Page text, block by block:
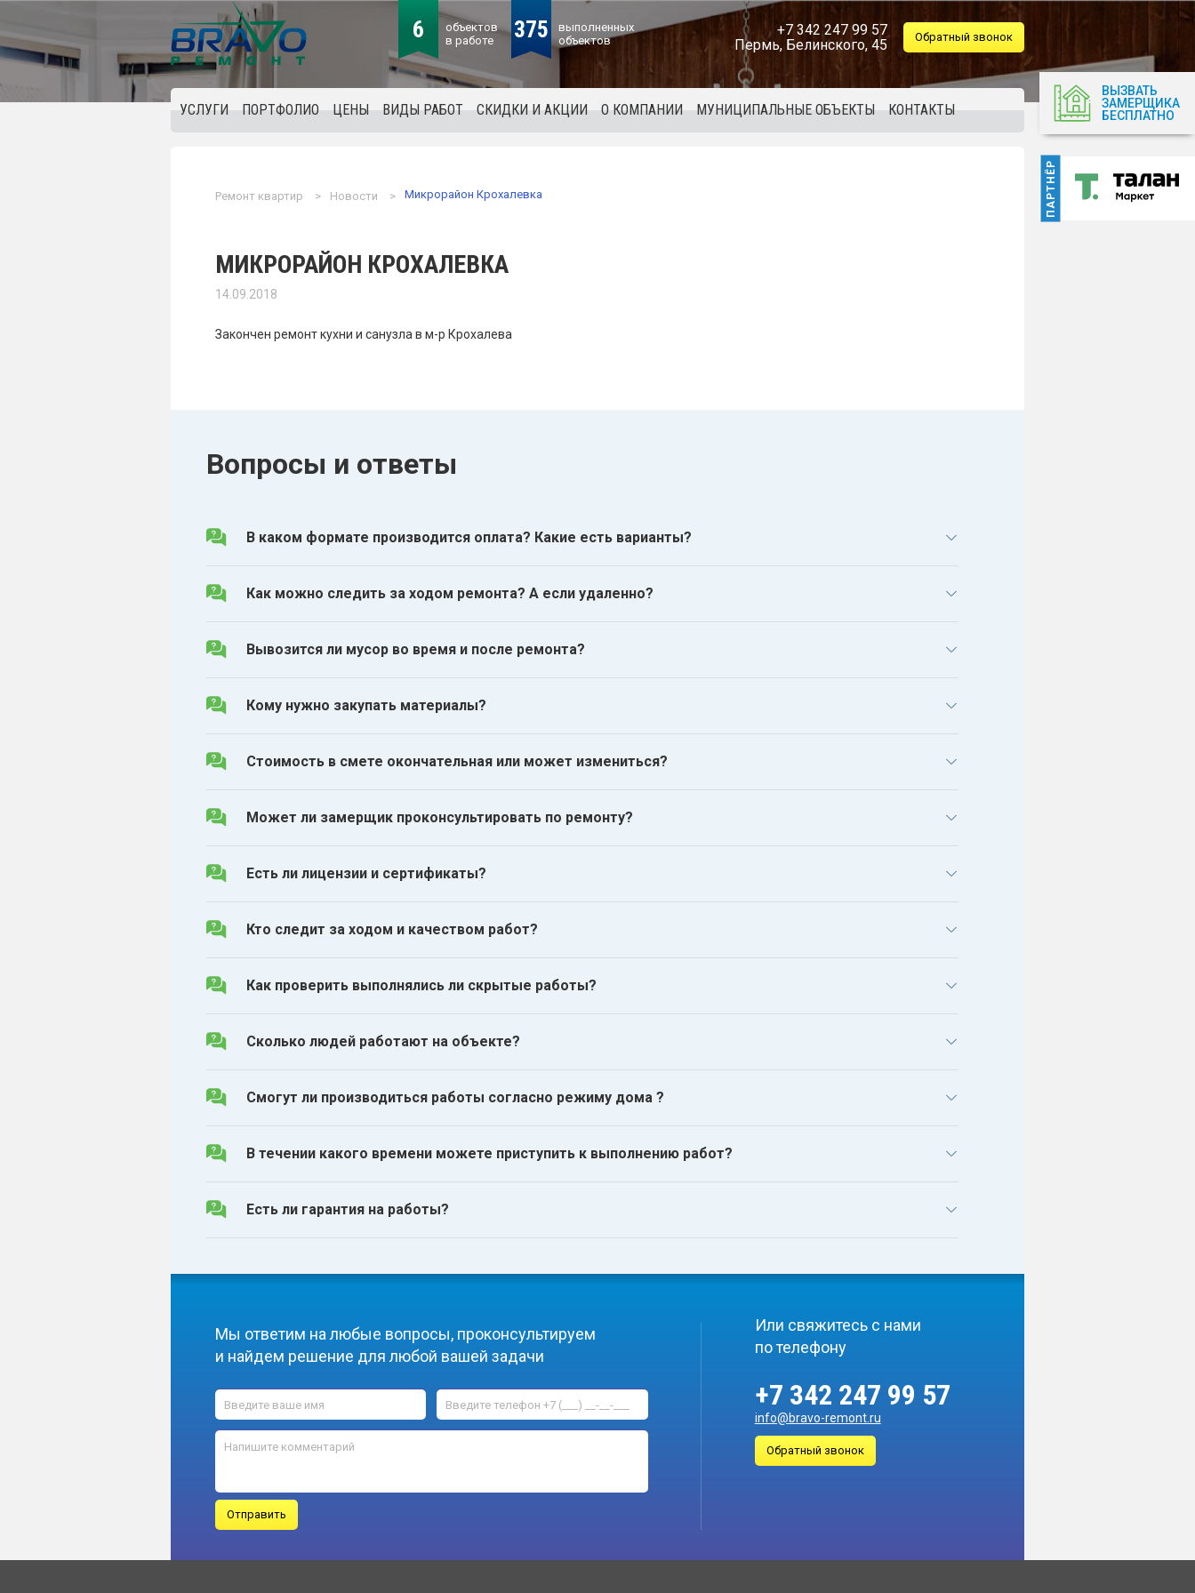
6
объектов
в работе
375
выполненных
объектов
+7 342 247 99 57
Пермь, Белинского, 45
Обратный звонок
УСЛУГИ ПОРТФОЛИО ЦЕНЫ ВИДЫ РАБОТ СКИДКИ И АКЦИИ О КОМПАНИИ МУНИЦИПАЛЬНЫЕ ОБЪЕКТЫ КОНТАКТЫ
Ремонт квартир Новости Микрорайон Крохалевка
МИКРОРАЙОН КРОХАЛЕВКА
14.09.2018
Закончен ремонт кухни и санузла в м-р Крохалева
Вопросы и ответы
В каком формате производится оплата? Какие есть варианты?
Как можно следить за ходом ремонта? А если удаленно?
Вывозится ли мусор во время и после ремонта?
Кому нужно закупать материалы?
Стоимость в смете окончательная или может измениться?
Может ли замерщик проконсультировать по ремонту?
Есть ли лицензии и сертификаты?
Кто следит за ходом и качеством работ?
Как проверить выполнялись ли скрытые работы?
Сколько людей работают на объекте?
Смогут ли производиться работы согласно режиму дома ?
В течении какого времени можете приступить к выполнению работ?
Есть ли гарантия на работы?
Мы ответим на любые вопросы, проконсультируем
и найдем решение для любой вашей задачи
Отправить
Или свяжитесь с нами
по телефону
+7 342 247 99 57
info@bravo-remont.ru
Обратный звонок
ВЫЗВАТЬ
ЗАМЕРЩИКА
БЕСПЛАТНО
ПАРТНЁР